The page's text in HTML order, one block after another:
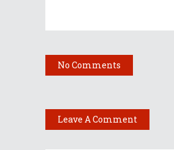
No Comments
Leave A Comment